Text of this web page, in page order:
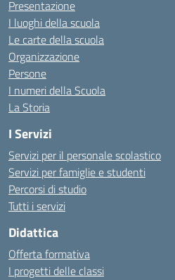
Presentazione
I luoghi della scuola
Le carte della scuola
Organizzazione
Persone
I numeri della Scuola
La Storia
I Servizi
Servizi per il personale scolastico
Servizi per famiglie e studenti
Percorsi di studio
Tutti i servizi
Didattica
Offerta formativa
I progetti delle classi